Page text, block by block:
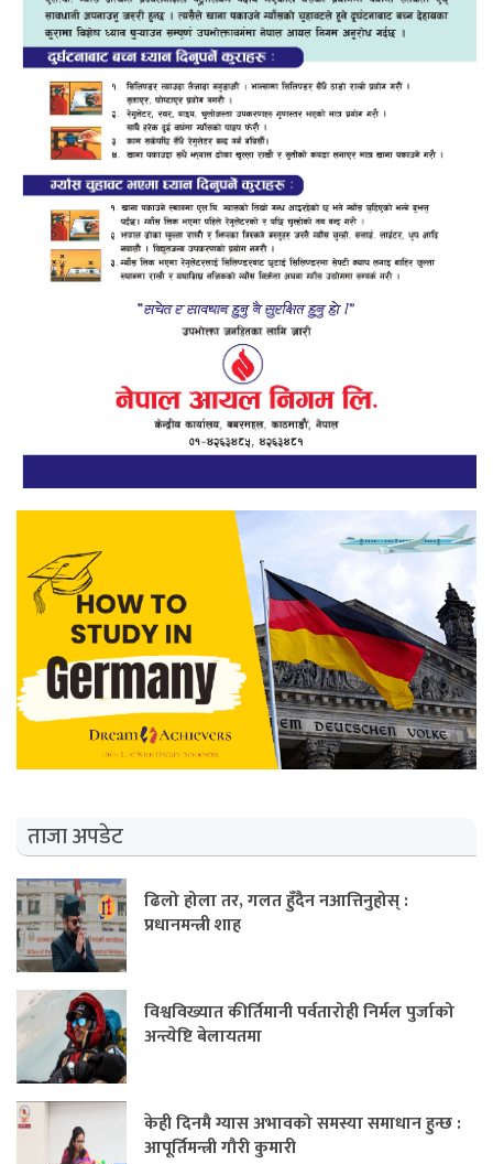
ताजा अपडेट
ढिलो होला तर, गलत हुँदैन नआत्तिनुहोस् :
प्रधानमन्त्री शाह
विश्वविख्यात कीर्तिमानी पर्वतारोही निर्मल पुर्जाको
अन्त्येष्टि बेलायतमा
केही दिनमै ग्यास अभावको समस्या समाधान हुन्छ :
आपूर्तिमन्त्री गौरी कुमारी